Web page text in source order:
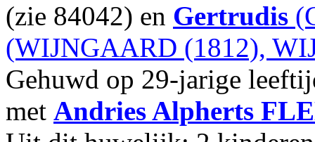
(zie 84042) en Gertrudis
(WIJNGAARD (1812),
Gehuwd op 29-jarige
met Andries Alpherts